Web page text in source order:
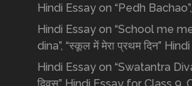
Hindi Essay on “Pedh Bachao”,
Hindi Essay on “School me
dina”, “स्कूल में मेरा प्रथम दिन” Hindi
Hindi Essay on “Swatantra